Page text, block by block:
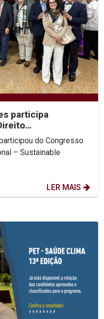
participa
do Congresso
– Sustainable
LER MAIS